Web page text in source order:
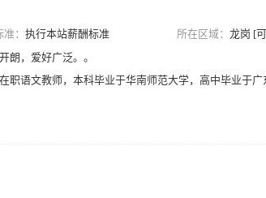
： 执行本站薪酬标准 所在区域： 龙岗 [
朗，爱好广泛。。
职语文教师，本科毕业于华南师范大学，高中毕业于广